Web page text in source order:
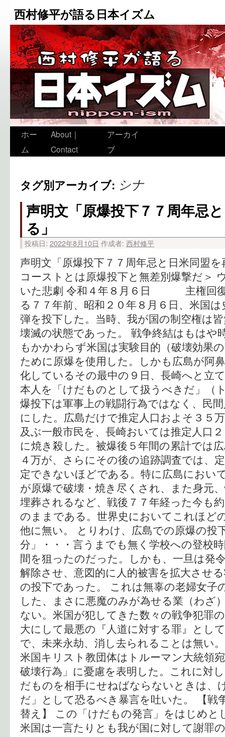
西村修平が語る日本イズム
ホー
ム
About｜
Contact
アーカイ
ブ
タグ別アーカイブ: シナ
声明文「原爆投下７７周年忌
る」
投稿日: 2022年8月10日 作成者: 西村修平
声明文「原爆投下７７周年忌と日米同盟
コーストとは原爆投下と無差別爆撃だ＞
いた悲劇 令和４年８月６日 主権回
る７７年前、昭和２０年８月６日、米国
弾を投下した。当時、我が国の制空権は
壊滅の状態であった。 戦争終結はもはや
もかかわらず米国は実験目的（破壊効果
ために原爆を使用した。しかも広島が阿
化しているその最中の９日、長崎へと立
本人を「けだものとして扱うべきだ」（
爆投下は軍事上の戦闘行為ではなく、民
にした。広島だけで推定人口およそ３５
及ぶ一般市民を、長崎おいては推定人口
に焼き殺した。被爆後５年間の累計では
４万が、さらにその後の追跡調査では、
定できないほどである。特に広島におい
が原爆で破壊・焼き尽くされ、また身元
埋葬されるなど、戦後７７年経った今も
のままである。世界史においてこれほど
他に無い。 とりわけ、広島での原爆の投
分」・・・言うまでも無く学校への登校
間を狙ったのだった。しかも、一旦は発
解除させ、意図的に人的被害を拡大させ
の投下であった。 これは無辜の老婦女子
した、まさに悪魔のみが為せる業（わざ
ない。米国が犯してきた数々の戦争犯罪
大にして最悪の『人道に対する罪』とし
で、未来永劫、消し去られることは無い
米国キリスト教団体はトルーマン大統領
破壊行為」に憂慮を表明した。これに対
だものを相手にせねばならないときは、
だ」として恐るべき暴言を吐いた。 【戦
替え】 この「けだもの発言」をはじめと
米国は一言たりとも我が国に対して謝罪